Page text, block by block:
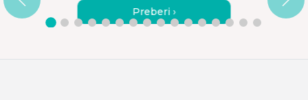
Preberi ›